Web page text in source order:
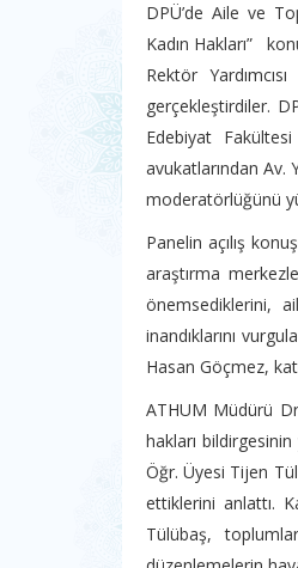
DPÜ’de Aile ve
Kadın Hakları”
Rektör
gerçekleştirdiler.
Edebiyat
avukatlarından Av.
moderatörlüğünü
Panelin açılış
araştırma
önemsediklerini,
inandıklarını
Hasan Göçmez,
ATHUM Müdürü
hakları
Öğr. Üyesi Tijen
ettiklerini anlattı.
Tülübaş,